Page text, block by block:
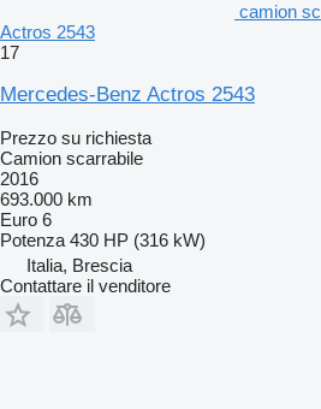
camion
Actros 2543
17
Mercedes-Benz Actros 2543
Prezzo su richiesta
Camion scarrabile
2016
693.000 km
Euro 6
Potenza 430 HP (316 kW)
Italia, Brescia
Contattare il venditore